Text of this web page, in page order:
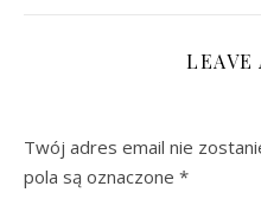
LEAVE
Twój adres email nie
pola są oznaczone *